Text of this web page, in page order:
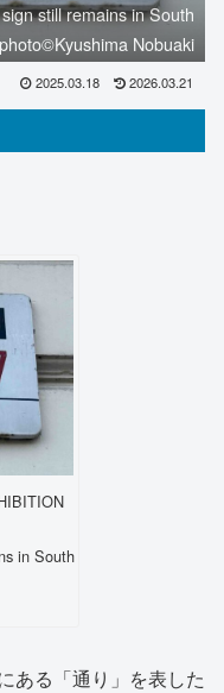
still remains in South
Nobuaki
2025.03.18 2026.03.21
in South
ある「通り」を表した